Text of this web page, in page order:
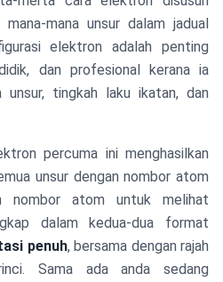
mana unsur dalam jadual
elektron adalah penting
dan profesional kerana ia
unsur, tingkah laku ikatan, dan
percuma ini menghasilkan
unsur dengan nombor atom
nombor atom untuk melihat
dalam kedua-dua format
penuh, bersama dengan rajah
Sama ada anda sedang